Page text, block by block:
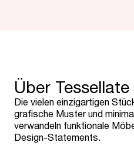
Über Tessellate
Die vielen einzigartigen
grafische Muster und
verwandeln funktionale
Design-Statements.